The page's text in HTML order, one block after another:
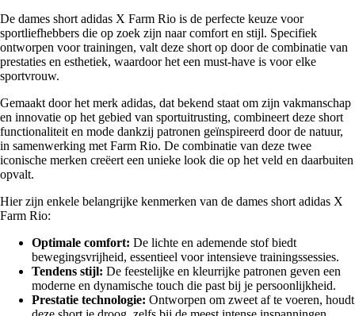
De dames short adidas X Farm Rio is de perfecte keuze voor
sportliefhebbers die op zoek zijn naar comfort en stijl. Specifiek
ontworpen voor trainingen, valt deze short op door de combinatie van
prestaties en esthetiek, waardoor het een must-have is voor elke
sportvrouw.
Gemaakt door het merk adidas, dat bekend staat om zijn vakmanschap
en innovatie op het gebied van sportuitrusting, combineert deze short
functionaliteit en mode dankzij patronen geïnspireerd door de natuur,
in samenwerking met Farm Rio. De combinatie van deze twee
iconische merken creëert een unieke look die op het veld en daarbuiten
opvalt.
Hier zijn enkele belangrijke kenmerken van de dames short adidas X
Farm Rio:
Optimale comfort: De lichte en ademende stof biedt
bewegingsvrijheid, essentieel voor intensieve trainingssessies.
Tendens stijl: De feestelijke en kleurrijke patronen geven een
moderne en dynamische touch die past bij je persoonlijkheid.
Prestatie technologie: Ontworpen om zweet af te voeren, houdt